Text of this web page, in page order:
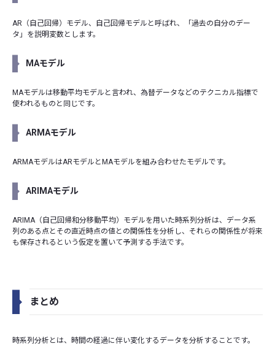
AR（自己回帰）モデル、自己回帰モデルと呼ばれ、「過去の自分のデー
タ」を説明変数とします。
MAモデル
MAモデルは移動平均モデルと言われ、為替データなどのテクニカル指標で
使われるものと同じです。
ARMAモデル
ARMAモデルはARモデルとMAモデルを組み合わせたモデルです。
ARIMAモデル
ARIMA（自己回帰和分移動平均）モデルを用いた時系列分析は、データ系
列のある点とその直近時点の値との関係性を分析し、それらの関係性が将来
も保存されるという仮定を置いて予測する手法です。
まとめ
時系列分析とは、時間の経過に伴い変化するデータを分析することです。